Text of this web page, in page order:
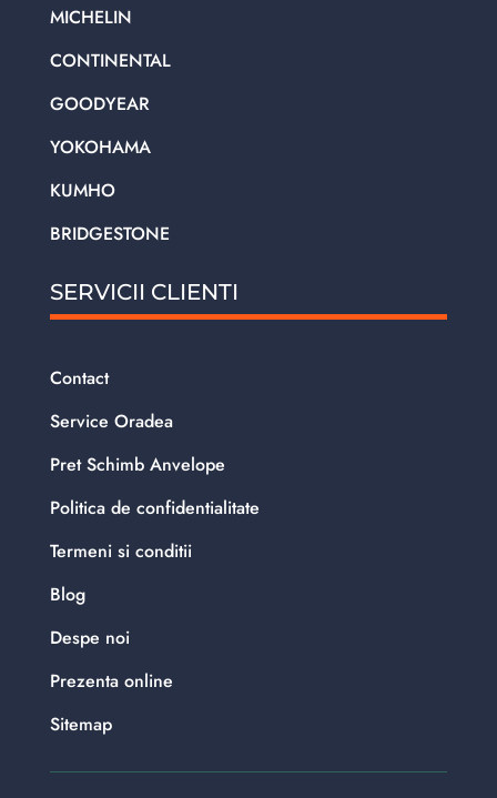
MICHELIN
CONTINENTAL
GOODYEAR
YOKOHAMA
KUMHO
BRIDGESTONE
SERVICII CLIENTI
Contact
Service Oradea
Pret Schimb Anvelope
Politica de confidentialitate
Termeni si conditii
Blog
Despe noi
Prezenta online
Sitemap